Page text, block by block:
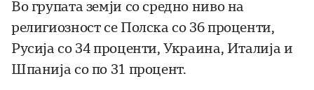
Во групата земји со средно ниво на
религиозност се Полска со 36 проценти,
Русија со 34 проценти, Украина, Италија и
Шпанија со по 31 процент.